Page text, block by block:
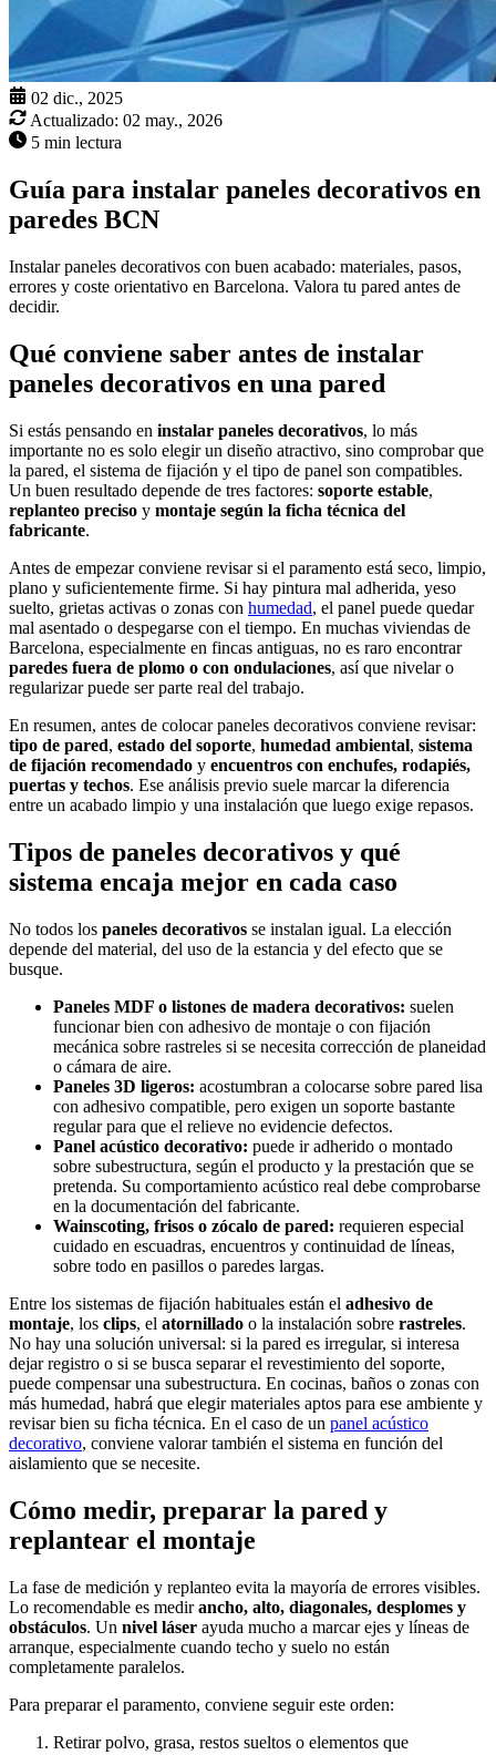
02 dic., 2025
Actualizado: 02 may., 2026
5 min lectura
Guía para instalar paneles decorativos en
paredes BCN
Instalar paneles decorativos con buen acabado: materiales, pasos,
errores y coste orientativo en Barcelona. Valora tu pared antes de
decidir.
Qué conviene saber antes de instalar
paneles decorativos en una pared
Si estás pensando en instalar paneles decorativos, lo más
importante no es solo elegir un diseño atractivo, sino comprobar que
la pared, el sistema de fijación y el tipo de panel son compatibles.
Un buen resultado depende de tres factores: soporte estable,
replanteo preciso y montaje según la ficha técnica del
fabricante.
Antes de empezar conviene revisar si el paramento está seco, limpio,
plano y suficientemente firme. Si hay pintura mal adherida, yeso
suelto, grietas activas o zonas con humedad, el panel puede quedar
mal asentado o despegarse con el tiempo. En muchas viviendas de
Barcelona, especialmente en fincas antiguas, no es raro encontrar
paredes fuera de plomo o con ondulaciones, así que nivelar o
regularizar puede ser parte real del trabajo.
En resumen, antes de colocar paneles decorativos conviene revisar:
tipo de pared, estado del soporte, humedad ambiental, sistema
de fijación recomendado y encuentros con enchufes, rodapiés,
puertas y techos. Ese análisis previo suele marcar la diferencia
entre un acabado limpio y una instalación que luego exige repasos.
Tipos de paneles decorativos y qué
sistema encaja mejor en cada caso
No todos los paneles decorativos se instalan igual. La elección
depende del material, del uso de la estancia y del efecto que se
busque.
Paneles MDF o listones de madera decorativos: suelen
funcionar bien con adhesivo de montaje o con fijación
mecánica sobre rastreles si se necesita corrección de planeidad
o cámara de aire.
Paneles 3D ligeros: acostumbran a colocarse sobre pared lisa
con adhesivo compatible, pero exigen un soporte bastante
regular para que el relieve no evidencie defectos.
Panel acústico decorativo: puede ir adherido o montado
sobre subestructura, según el producto y la prestación que se
pretenda. Su comportamiento acústico real debe comprobarse
en la documentación del fabricante.
Wainscoting, frisos o zócalo de pared: requieren especial
cuidado en escuadras, encuentros y continuidad de líneas,
sobre todo en pasillos o paredes largas.
Entre los sistemas de fijación habituales están el adhesivo de
montaje, los clips, el atornillado o la instalación sobre rastreles.
No hay una solución universal: si la pared es irregular, si interesa
dejar registro o si se busca separar el revestimiento del soporte,
puede compensar una subestructura. En cocinas, baños o zonas con
más humedad, habrá que elegir materiales aptos para ese ambiente y
revisar bien su ficha técnica. En el caso de un panel acústico
decorativo, conviene valorar también el sistema en función del
aislamiento que se necesite.
Cómo medir, preparar la pared y
replantear el montaje
La fase de medición y replanteo evita la mayoría de errores visibles.
Lo recomendable es medirancho, alto, diagonales, desplomes y
obstáculos. Un nivel láser ayuda mucho a marcar ejes y líneas de
arranque, especialmente cuando techo y suelo no están
completamente paralelos.
Para preparar el paramento, conviene seguir este orden:
Retirar polvo, grasa, restos sueltos o elementos que